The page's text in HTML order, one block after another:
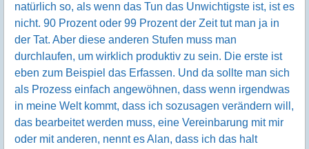
natürlich so, als wenn das Tun das Unwichtigste ist, ist es
nicht. 90 Prozent oder 99 Prozent der Zeit tut man ja in
der Tat. Aber diese anderen Stufen muss man
durchlaufen, um wirklich produktiv zu sein. Die erste ist
eben zum Beispiel das Erfassen. Und da sollte man sich
als Prozess einfach angewöhnen, dass wenn irgendwas
in meine Welt kommt, dass ich sozusagen verändern will,
das bearbeitet werden muss, eine Vereinbarung mit mir
oder mit anderen, nennt es Alan, dass ich das halt